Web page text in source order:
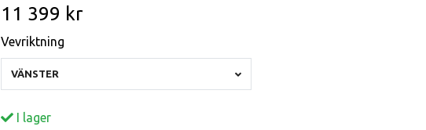
11 399 kr
Vevriktning
VÄNSTER
I lager